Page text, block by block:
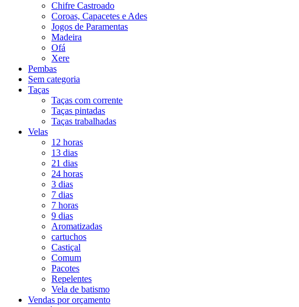
Chifre Castroado
Coroas, Capacetes e Ades
Jogos de Paramentas
Madeira
Ofá
Xere
Pembas
Sem categoria
Taças
Taças com corrente
Taças pintadas
Taças trabalhadas
Velas
12 horas
13 dias
21 dias
24 horas
3 dias
7 dias
7 horas
9 dias
Aromatizadas
cartuchos
Castiçal
Comum
Pacotes
Repelentes
Vela de batismo
Vendas por orçamento